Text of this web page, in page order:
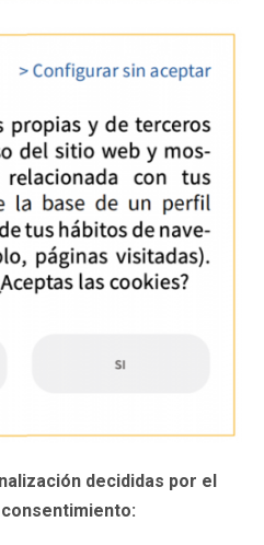
decididas por el